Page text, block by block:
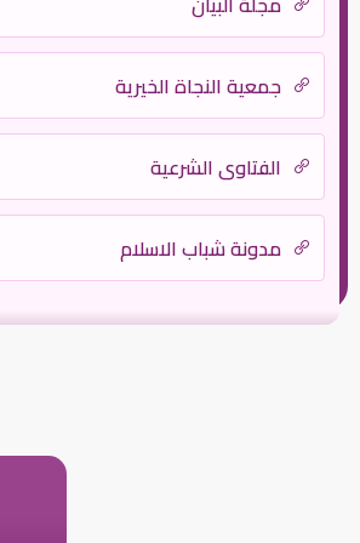
جمعية النجاة الخيرية
الفتاوى الشرعية
مدونة شباب الاسلام